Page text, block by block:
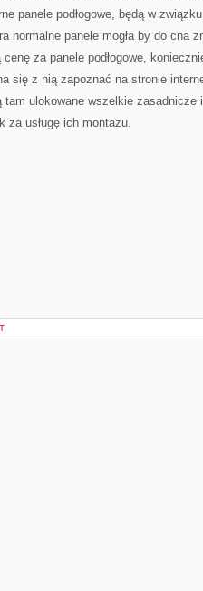
panele podłogowe, będą w
normalne panele mogła by do cna
za panele podłogowe,
się z nią zapoznać na stronie
tam ulokowane wszelkie
za usługę ich montażu.